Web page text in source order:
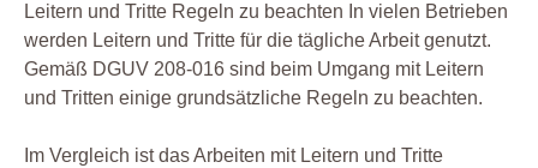
Leitern und Tritte Regeln zu beachten In vielen Betrieben
werden Leitern und Tritte für die tägliche Arbeit genutzt.
Gemäß DGUV 208-016 sind beim Umgang mit Leitern
und Tritten einige grundsätzliche Regeln zu beachten.
Im Vergleich ist das Arbeiten mit Leitern und Tritte